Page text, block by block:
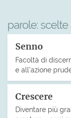
parole: scelte
Senno
Facoltà di
e all’azione
Crescere
Diventare più